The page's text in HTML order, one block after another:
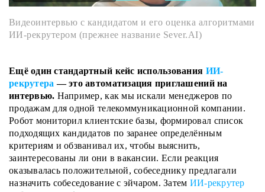
Видеоинтервью с кандидатом и его оценка алгоритмами
ИИ-рекрутером (прежнее название Sever.AI)
Ещё один стандартный кейс использования ИИ-
рекрутера — это автоматизация приглашений на
интервью. Например, как мы искали менеджеров по
продажам для одной телекоммуникационной компании.
Робот мониторил клиентские базы, формировал список
подходящих кандидатов по заранее определённым
критериям и обзванивал их, чтобы выяснить,
заинтересованы ли они в вакансии. Если реакция
оказывалась положительной, собеседнику предлагали
назначить собеседование с эйчаром. Затем ИИ-рекрутер